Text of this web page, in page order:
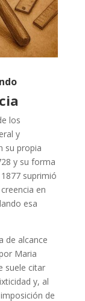
los
y
su propia
y su forma
suprimió
en
esa
de alcance
Maria
suele citar
y, al
de